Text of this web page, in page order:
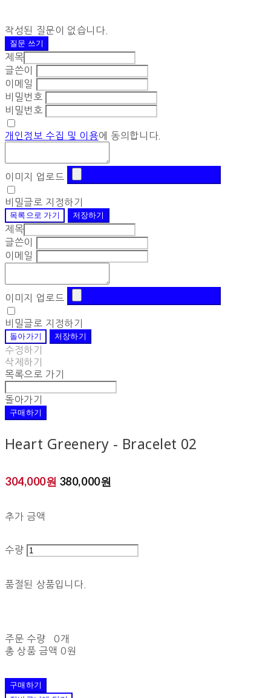
작성된 질문이 없습니다.
질문 쓰기
제목
글쓴이
이메일
비밀번호
비밀번호
개인정보 수집 및 이용에 동의합니다.
이미지 업로드
비밀글로 지정하기
목록으로 가기
저장하기
제목
글쓴이
이메일
이미지 업로드
비밀글로 지정하기
돌아가기
저장하기
수정하기
삭제하기
목록으로 가기
돌아가기
구매하기
Heart Greenery - Bracelet 02
304,000원 380,000원
추가 금액
수량
품절된 상품입니다.
주문 수량
0개
총 상품 금액 0원
구매하기